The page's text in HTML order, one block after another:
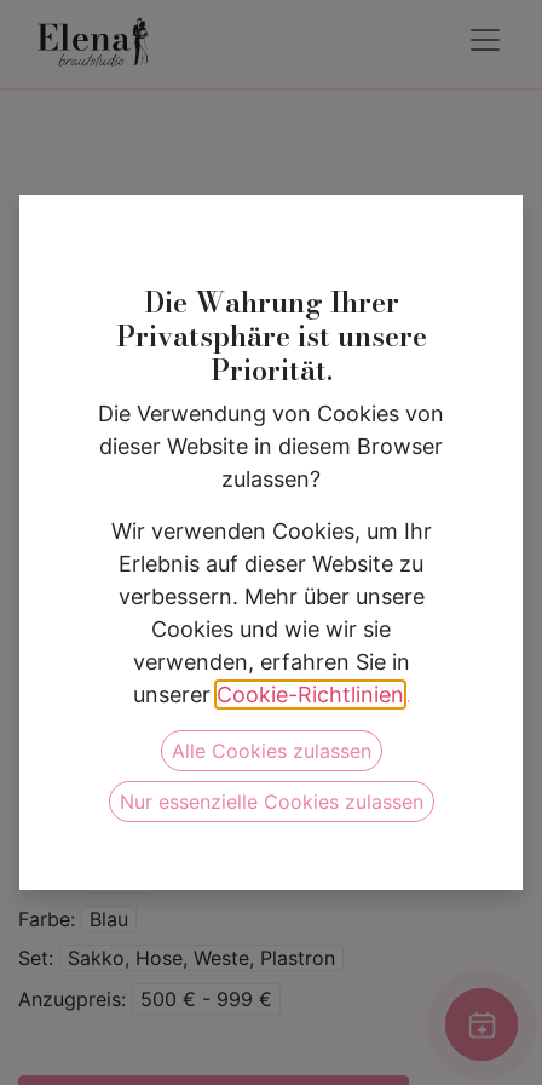
Hochzeitsanzug Eran
Auf die Wunschliste
Farbe
Blau
Set
Sakko, Hose, Weste, Plastron
Anzugpreis
500 € - 999 €
Die Wahrung Ihrer
Privatsphäre ist unsere
Priorität.
Die Verwendung von Cookies von
dieser Website in diesem Browser
zulassen?
Wir verwenden Cookies, um Ihr
Erlebnis auf dieser Website zu
verbessern. Mehr über unsere
Cookies und wie wir sie
verwenden, erfahren Sie in
unserer Cookie-Richtlinien.
Alle Cookies zulassen
Nur essenzielle Cookies zulassen